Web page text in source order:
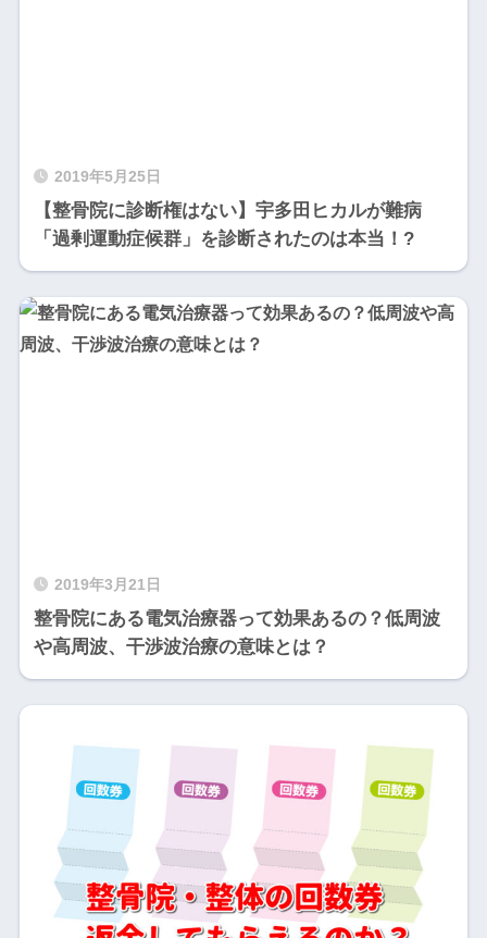
2019年5月25日
【整骨院に診断権はない】宇多田ヒカルが難病
「過剰運動症候群」を診断されたのは本当！?
2019年3月21日
整骨院にある電気治療器って効果あるの？低周波
や高周波、干渉波治療の意味とは？